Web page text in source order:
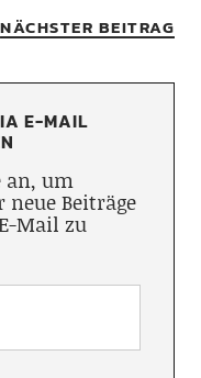
NÄCHSTER BEITRAG
E-MAIL
an, um
Beiträge
Mail zu